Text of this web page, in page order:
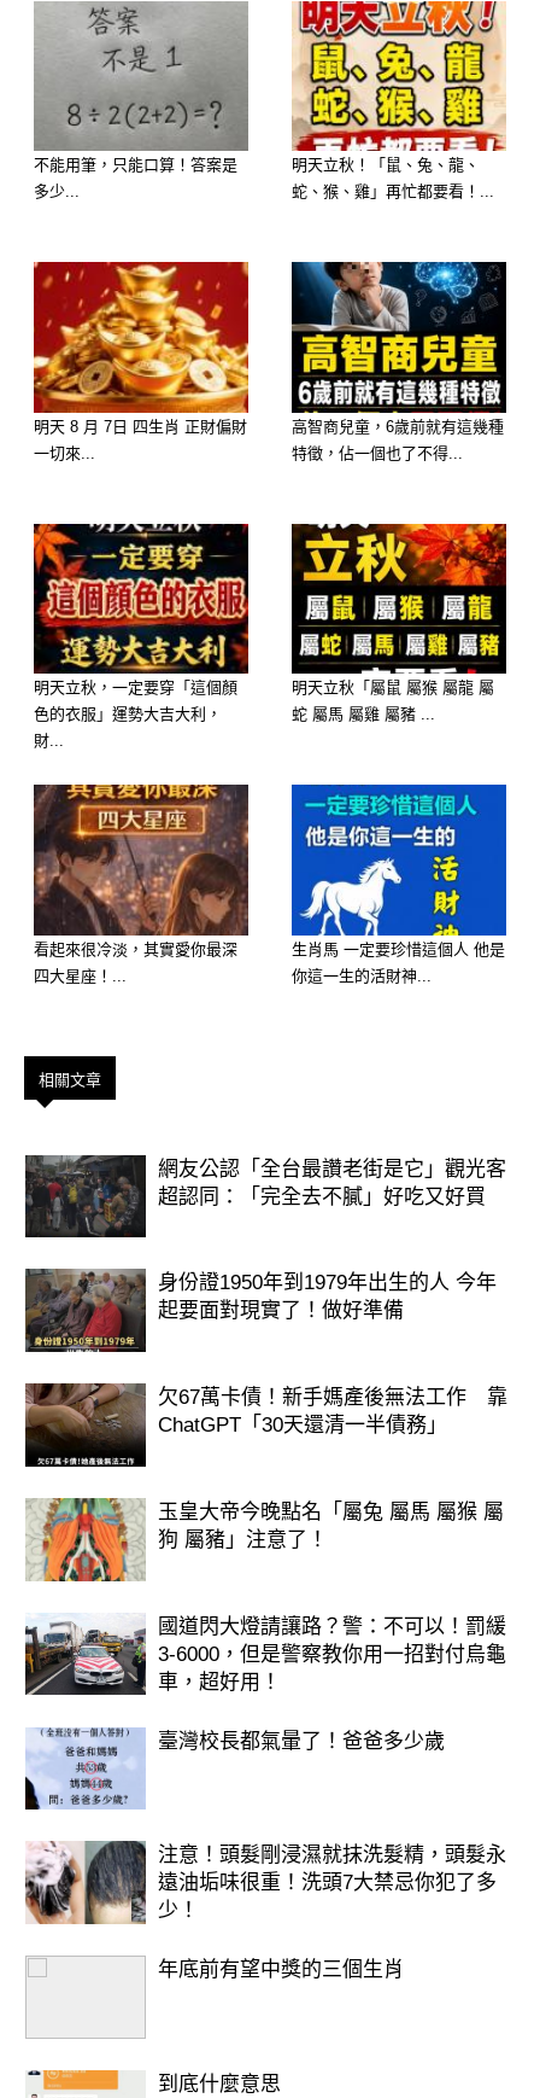
性格： 妳追求平衡，心思細膩且觀察
力強，總能發現別人忽略的細節。
2026 運勢： 選這碗湯代表妳的財運是
「鮮甜入庫」。妳的**「偏財運」**極
金，都會像蛤蜊開殼一樣，驚喜一個接
一個蹦出來。
選擇 C：酸辣湯 ——【福報：小人退
性格： 妳性格直爽，敢愛敢恨，不喜
歡拖泥帶水。雖然有時會遇到挫折，但
妳韌性極強。
2026 運勢： 過去一年如果覺得委屈、
冰逆襲」。原本對妳不利的局面會發生
大反轉，那些想看妳笑話的人，明年反
而會成為妳成功的踏腳石。
報：家宅平安，身心康泰】
人，最大的心願就是全家人平安順遂。
2026 運勢： 這是最穩定的福報。選這
碗湯代表妳「生活品質會大幅提升」。
不論是搬新家、家人健康好轉，或是心
情變得豁然開朗，這份平靜的幸福會讓
妳的財庫越積越厚。
不能用筆，只能口算！答案是
多少...
明天立秋！「鼠、兔、龍、
蛇、猴、雞」再忙都要看！...
明天 8 月 7日 四生肖 正財偏財
一切來...
高智商兒童，6歲前就有這幾種
特徵，佔一個也了不得...
明天立秋，一定要穿「這個顏
色的衣服」運勢大吉大利，
財...
明天立秋「屬鼠 屬猴 屬龍 屬
蛇 屬馬 屬雞 屬豬 ...
看起來很冷淡，其實愛你最深
四大星座！...
生肖馬 一定要珍惜這個人 他是
你這一生的活財神...
相關文章
網友公認「全台最讚老街是它」觀光客
超認同：「完全去不膩」好吃又好買
身份證1950年到1979年出生的人 今年
起要面對現實了！做好準備
欠67萬卡債！新手媽產後無法工作 靠
ChatGPT「30天還清一半債務」
玉皇大帝今晚點名「屬兔 屬馬 屬猴 屬
狗 屬豬」注意了！
國道閃大燈請讓路？警：不可以！罰緩
3-6000，但是警察教你用一招對付烏龜
車，超好用！
臺灣校長都氣暈了！爸爸多少歲
注意！頭髮剛浸濕就抹洗髮精，頭髮永
遠油垢味很重！洗頭7大禁忌你犯了多
少！
年底前有望中獎的三個生肖
到底什麼意思